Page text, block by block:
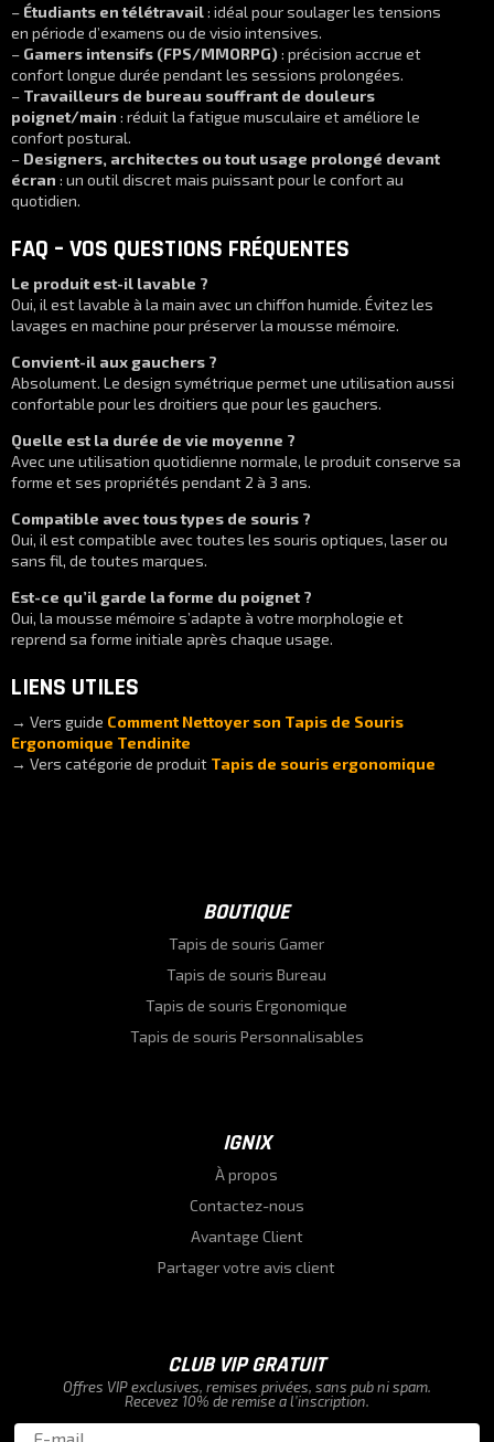
– Étudiants en télétravail: idéal pour soulager les tensions
en période d’examens ou de visio intensives.
– Gamers intensifs (FPS/MMORPG): précision accrue et
confort longue durée pendant les sessions prolongées.
– Travailleurs de bureau souffrant de douleurs
poignet/main : réduit la fatigue musculaire et améliore le
confort postural.
– Designers, architectes ou tout usage prolongé devant
écran : un outil discret mais puissant pour le confort au
quotidien.
FAQ – VOS QUESTIONS FRÉQUENTES
Le produit est-il lavable ?
Oui, il est lavable à la main avec un chiffon humide. Évitez les
lavages en machine pour préserver la mousse mémoire.
Convient-il aux gauchers ?
Absolument. Le design symétrique permet une utilisation aussi
confortable pour les droitiers que pour les gauchers.
Quelle est la durée de vie moyenne ?
Avec une utilisation quotidienne normale, le produit conserve sa
forme et ses propriétés pendant 2 à 3 ans.
Compatible avec tous types de souris ?
Oui, il est compatible avec toutes les souris optiques, laser ou
sans fil, de toutes marques.
Est-ce qu’il garde la forme du poignet ?
Oui, la mousse mémoire s’adapte à votre morphologie et
reprend sa forme initiale après chaque usage.
LIENS UTILES
→ Vers guide Comment Nettoyer son Tapis de Souris
Ergonomique Tendinite
→ Vers catégorie de produit Tapis de souris ergonomique
BOUTIQUE
Tapis de souris Gamer
Tapis de souris Bureau
Tapis de souris Ergonomique
Tapis de souris Personnalisables
IGNIX
À propos
Contactez-nous
Avantage Client
Partager votre avis client
CLUB VIP GRATUIT
Offres VIP exclusives, remises privées, sans pub ni spam.
Recevez 10% de remise a l’inscription.